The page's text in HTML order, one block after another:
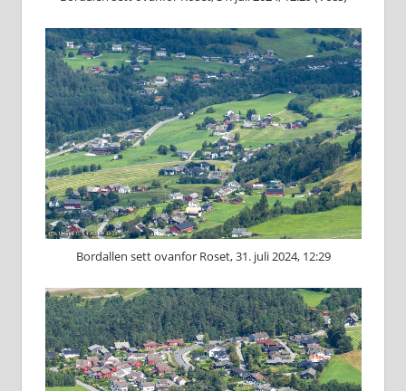
Bordallen sett ovanfor Roset, 31. juli 2024, 12:29